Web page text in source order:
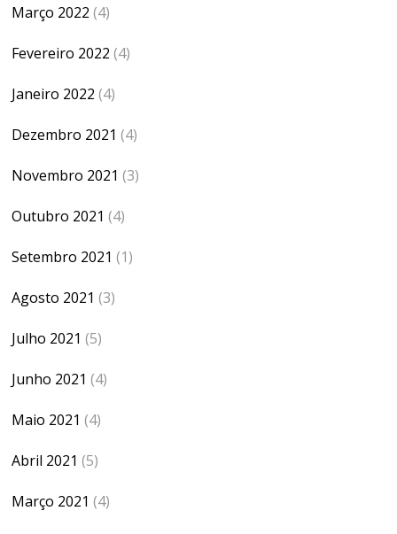
Março 2022 (4)
Fevereiro 2022 (4)
Janeiro 2022 (4)
Dezembro 2021 (4)
Novembro 2021 (3)
Outubro 2021 (4)
Setembro 2021 (1)
Agosto 2021 (3)
Julho 2021 (5)
Junho 2021 (4)
Maio 2021 (4)
Abril 2021 (5)
Março 2021 (4)